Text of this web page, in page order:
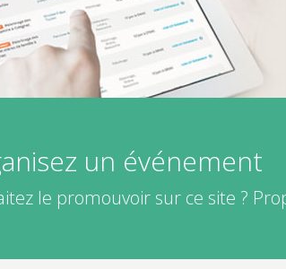
un événement
le promouvoir sur ce site ?